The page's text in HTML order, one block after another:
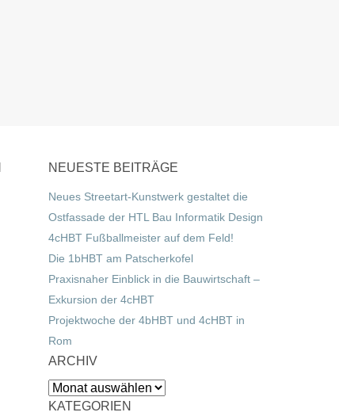
NEUESTE BEITRÄGE
Neues Streetart-Kunstwerk gestaltet die
Ostfassade der HTL Bau Informatik Design
4cHBT Fußballmeister auf dem Feld!
Die 1bHBT am Patscherkofel
Praxisnaher Einblick in die Bauwirtschaft –
Exkursion der 4cHBT
Projektwoche der 4bHBT und 4cHBT in
Rom
ARCHIV
Archiv
KATEGORIEN